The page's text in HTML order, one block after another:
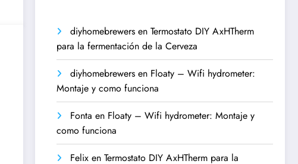
diyhomebrewers enTermostato DIY AxHTherm
para la fermentación de la Cerveza
diyhomebrewers en Floaty – Wifi hydrometer:
Montaje y como funciona
Fonta en Floaty – Wifi hydrometer: Montaje y
como funciona
Felix enTermostato DIY AxHTherm para la